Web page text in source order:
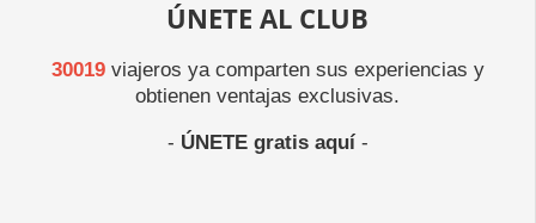
ÚNETE AL CLUB
30019viajeros ya comparten sus experiencias y
obtienen ventajas exclusivas.
- ÚNETE gratis aquí-